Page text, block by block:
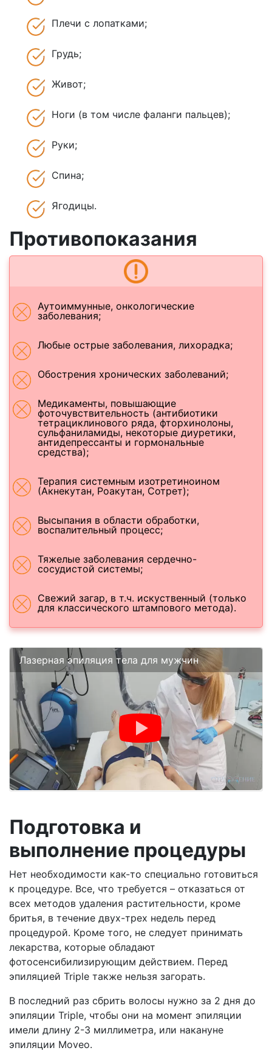
Плечи с лопатками;
Грудь;
Живот;
Ноги (в том числе фаланги пальцев);
Руки;
Спина;
Ягодицы.
Противопоказания
Аутоиммунные, онкологические
заболевания;
Любые острые заболевания, лихорадка;
Обострения хронических заболеваний;
Медикаменты, повышающие
фоточувствительность (антибиотики
тетрациклинового ряда, фторхинолоны,
сульфаниламиды, некоторые диуретики,
антидепрессанты и гормональные
средства);
Терапия системным изотретиноином
(Акнекутан, Роакутан, Сотрет);
Высыпания в области обработки,
воспалительный процесс;
Тяжелые заболевания сердечно-
сосудистой системы;
Свежий загар, в т.ч. искуственный (только
для классического штампового метода).
Лазерная эпиляция тела для мужчин
Подготовка и
выполнение процедуры
Нет необходимости как-то специально готовиться
к процедуре. Все, что требуется – отказаться от
всех методов удаления растительности, кроме
бритья, в течение двух-трех недель перед
процедурой. Кроме того, не следует принимать
лекарства, которые обладают
фотосенсибилизирующим действием. Перед
эпиляцией Triple также нельзя загорать.
В последний раз сбрить волосы нужно за 2 дня до
эпиляции Triple, чтобы они на момент эпиляции
имели длину 2-3 миллиметра, или накануне
эпиляции Moveo.